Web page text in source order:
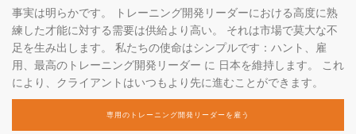
事実は明らかです。 トレーニング開発リーダーにおける高度に熟
練した才能に対する需要は供給より高い。 それは市場で莫大な不
足を生み出します。 私たちの使命はシンプルです：ハント、雇
用、最高のトレーニング開発リーダー に 日本を維持します。 これ
により、クライアントはいつもより先に進むことができます。
専用のトレーニング開発リーダーを雇う